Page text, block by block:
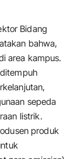
Bidang
bahwa,
area kampus.
sepeda
listrik.
produk